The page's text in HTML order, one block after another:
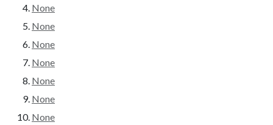
None
None
None
None
None
None
None